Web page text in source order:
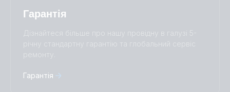
Гарантія
Дізнайтеся більше про нашу провідну в галузі 5-
річну стандартну гарантію та глобальний сервіс
ремонту.
Гарантія